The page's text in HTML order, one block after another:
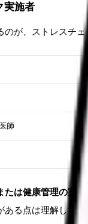
実施者
が、ストレスチェ
師
たは健康管理の実
る点は理解してお